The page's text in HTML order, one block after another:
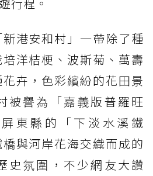
港安和村」一帶除了種
洋桔梗、波斯菊、萬壽
卉，色彩繽紛的花田景
被譽為「嘉義版普羅旺
東縣的「下淡水溪鐵
與河岸花海交織而成的
史氛圍，不少網友大讚